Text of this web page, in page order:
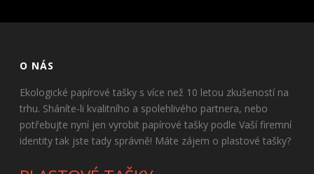
O NÁS
Ekologické papírové tašky s více než 10 letou zkušeností na
trhu. Sháníte-li kvalitního a spolehlivého partnera, nebo
potřebujte nyní jen vyrobit papírové tašky podle Vaší firemní
identity tak jste tady správně! Máte zájem o plastové tašky?